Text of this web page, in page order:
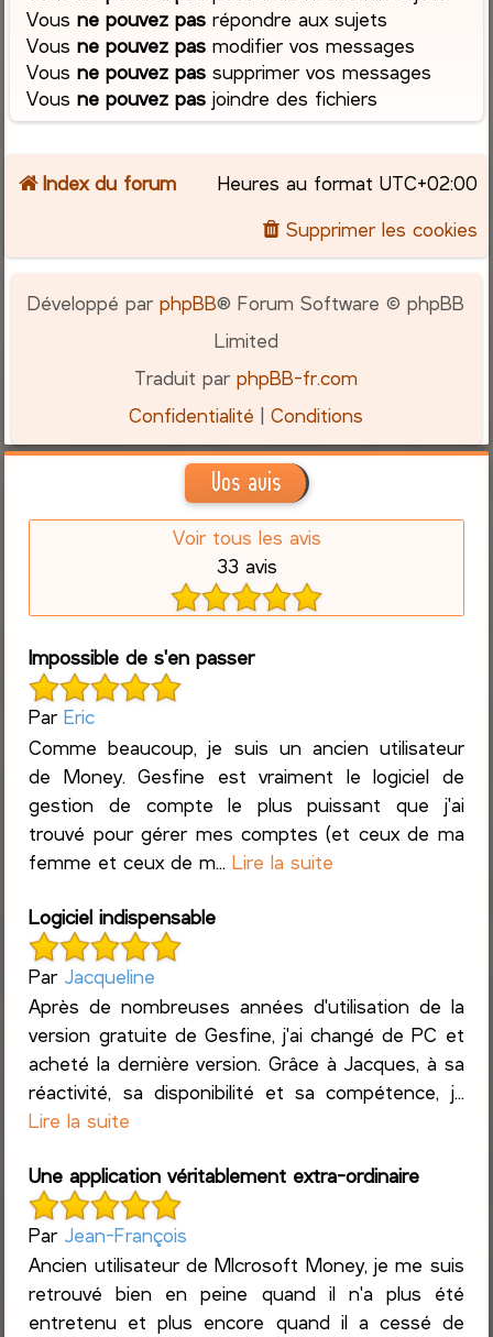
Vousne pouvez pas répondre aux sujets
Vousne pouvez pas modifier vos messages
Vousne pouvez pas supprimer vos messages
Vousne pouvez pas joindre des fichiers
Index du forum Heures au format UTC+02:00
Supprimer les cookies
Développé parphpBB® Forum Software © phpBB
Limited
Traduit parphpBB-fr.com
Confidentialité |Conditions
Vos avis
Voir tous les avis
33 avis
Impossible de s'en passer
ParEric
Comme beaucoup, je suis un ancien utilisateur
de Money. Gesfine est vraiment le logiciel de
gestion de compte le plus puissant que j'ai
trouvé pour gérer mes comptes (et ceux de ma
femme et ceux de m...Lire la suite
Logiciel indispensable
Par Jacqueline
Après de nombreuses années d'utilisation de la
version gratuite de Gesfine, j'ai changé de PC et
acheté la dernière version. Grâce à Jacques, à sa
réactivité, sa disponibilité et sa compétence, j...
Lire la suite
Une application véritablement extra-ordinaire
Par Jean-François
Ancien utilisateur de MIcrosoft Money, je me suis
retrouvé bien en peine quand il n'a plus été
entretenu et plus encore quand il a cessé de